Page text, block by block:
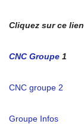
Cliquez sur ce
CNC Groupe 1
CNC groupe 2
Groupe Infos